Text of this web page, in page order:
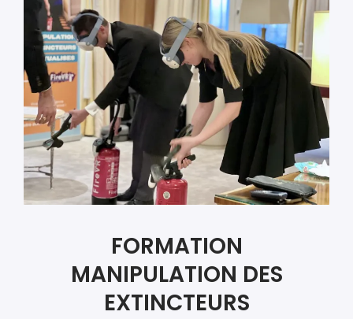
FORMATION
MANIPULATION DES
EXTINCTEURS